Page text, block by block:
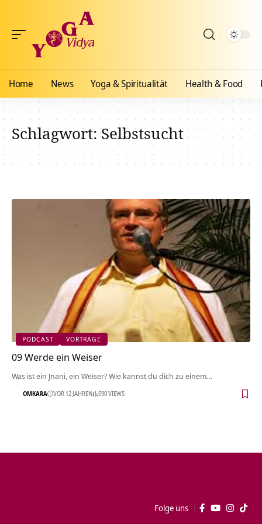
Home News Yoga & Spiritualität Health & Food
Schlagwort:Selbstsucht
PODCAST VORTRÄGE
09 Werde ein Weiser
Was ist ein Jnani, ein Weiser? Wie kannst du dich zu einem…
OMKARA VOR 12 JAHREN 590 VIEWS
Folge uns